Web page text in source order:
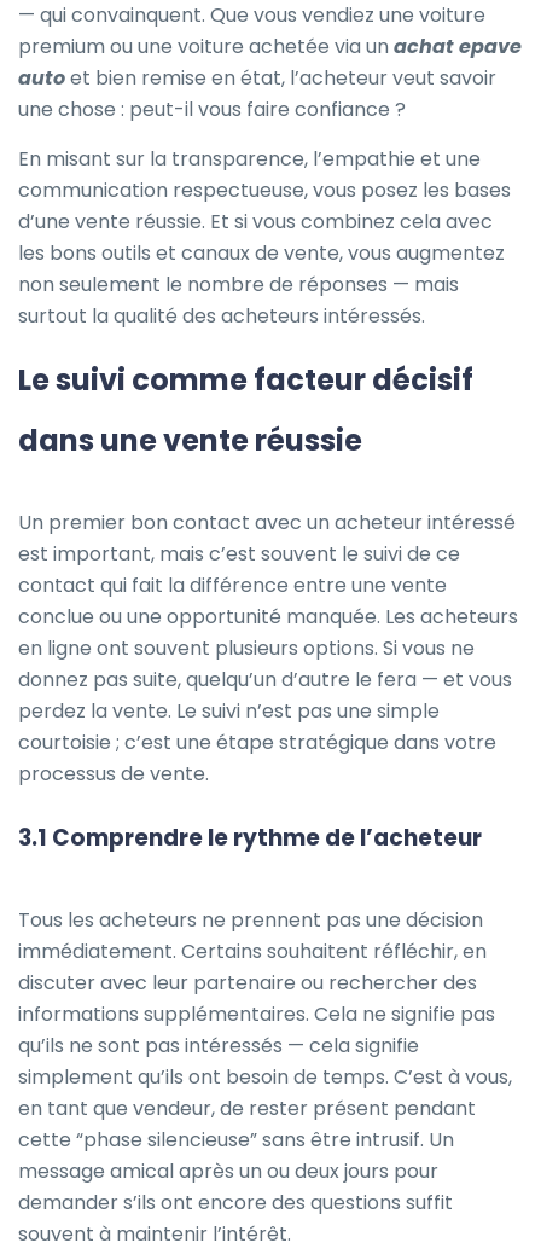
— qui convainquent. Que vous vendiez une voiture
premium ou une voiture achetée via un achat epave
autoet bien remise en état, l’acheteur veut savoir
une chose : peut-il vous faire confiance ?
En misant sur la transparence, l’empathie et une
communication respectueuse, vous posez les bases
d’une vente réussie. Et si vous combinez cela avec
les bons outils et canaux de vente, vous augmentez
non seulement le nombre de réponses — mais
surtout la qualité des acheteurs intéressés.
Le suivi comme facteur décisif
dans une vente réussie
Un premier bon contact avec un acheteur intéressé
est important, mais c’est souvent le suivi de ce
contact qui fait la différence entre une vente
conclue ou une opportunité manquée. Les acheteurs
en ligne ont souvent plusieurs options. Si vous ne
donnez pas suite, quelqu’un d’autre le fera — et vous
perdez la vente. Le suivi n’est pas une simple
courtoisie ; c’est une étape stratégique dans votre
processus de vente.
3.1 Comprendre le rythme de l’acheteur
Tous les acheteurs ne prennent pas une décision
immédiatement. Certains souhaitent réfléchir, en
discuter avec leur partenaire ou rechercher des
informations supplémentaires. Cela ne signifie pas
qu’ils ne sont pas intéressés — cela signifie
simplement qu’ils ont besoin de temps. C’est à vous,
en tant que vendeur, de rester présent pendant
cette “phase silencieuse” sans être intrusif. Un
message amical après un ou deux jours pour
demander s’ils ont encore des questions suffit
souvent à maintenir l’intérêt.